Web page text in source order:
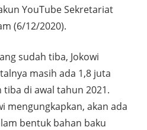
YouTube Sekretariat
(6/12/2020).
sudah tiba, Jokowi
masih ada 1,8 juta
tiba di awal tahun 2021.
mengungkapkan, akan ada
bentuk bahan baku